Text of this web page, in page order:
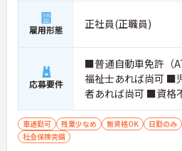
雇用形態 正社員(正職員)
応募要件
■普通自動車免許（
福祉士あれば尚可 ■
者あれば尚可 ■資格
車通勤可 残業少なめ 無資格OK 日勤のみ
社会保険完備